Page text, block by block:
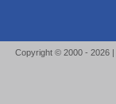
Copyright © 2000 - 2026